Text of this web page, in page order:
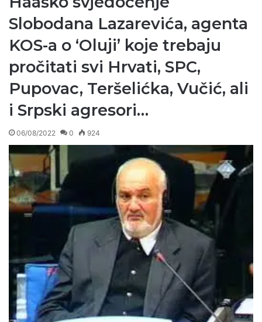
Slobodana Lazarevića, agenta
KOS-a o ‘Oluji’ koje trebaju
pročitati svi Hrvati, SPC,
Pupovac, Teršelićka, Vučić, ali
i Srpski agresori…
06/08/2022 0 924